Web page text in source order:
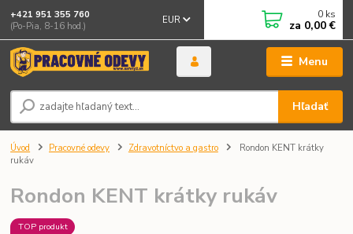
Menu
EUR
Hľadať
+421 951 355 760
(Po-Pia, 8-16 hod.)
0 ks
za 0,00 €
Úvod Pracovné odevy Zdravotníctvo a gastro
Rondon KENT krátky
rukáv
Rondon KENT krátky rukáv
TOP produkt